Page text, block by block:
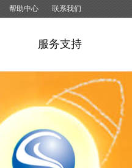
帮助中心 联系我们
服务支持